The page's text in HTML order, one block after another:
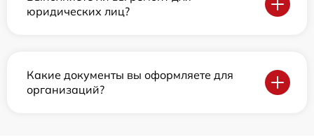
юридических лиц?
Какие документы вы оформляете для
организаций?